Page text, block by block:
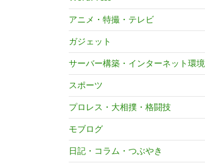
アニメ・特撮・テレビ
ガジェット
サーバー構築・インターネット環境
スポーツ
プロレス・大相撲・格闘技
モブログ
日記・コラム・つぶやき